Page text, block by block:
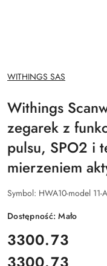
NAZWA
PRODUCENTA:
WITHINGS SAS
Withings
zegarek z
pulsu, SPO2 i
mierzeniem
Symbol: HWA10-model 11-
Dostępność:Mało
cena:
3300.73
Cena: